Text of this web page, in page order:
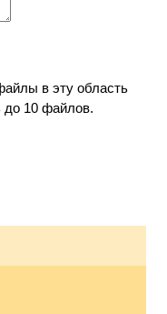
в эту область
до 10 файлов.